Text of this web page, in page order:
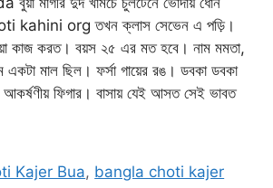
kahini org তখন ক্লাস সেভেন এ পড়ি।
কাজ করত। বয়স ২৫ এর মত হবে। নাম মমতা,
একটা মাল ছিল। ফর্সা গায়ের রঙ। ডবকা ডবকা
আকর্ষণীয় ফিগার। বাসায় যেই আসত সেই ভাবত
Kajer Bua, bangla choti kajer